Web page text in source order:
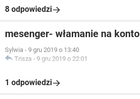
8 odpowiedzi
mesenger- włamanie na konto
Sylwia - 9 gru 2019 o 13:40
Trisza - 9 gru 2019 o 22:01
1 odpowiedzi